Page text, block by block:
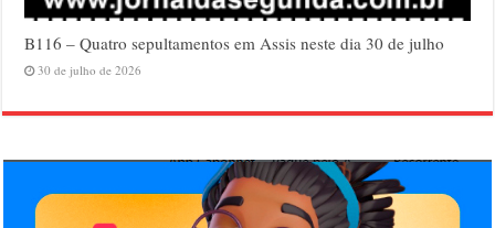
B116 – Quatro sepultamentos em Assis neste dia 30 de julho
30 de julho de 2026